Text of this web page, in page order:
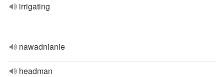
irrigating
nawadnianie
headman